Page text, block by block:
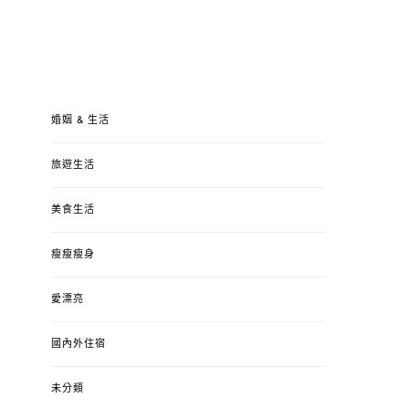
婚姻 & 生活
旅遊生活
美食生活
瘦瘦瘦身
愛漂亮
國內外住宿
未分類